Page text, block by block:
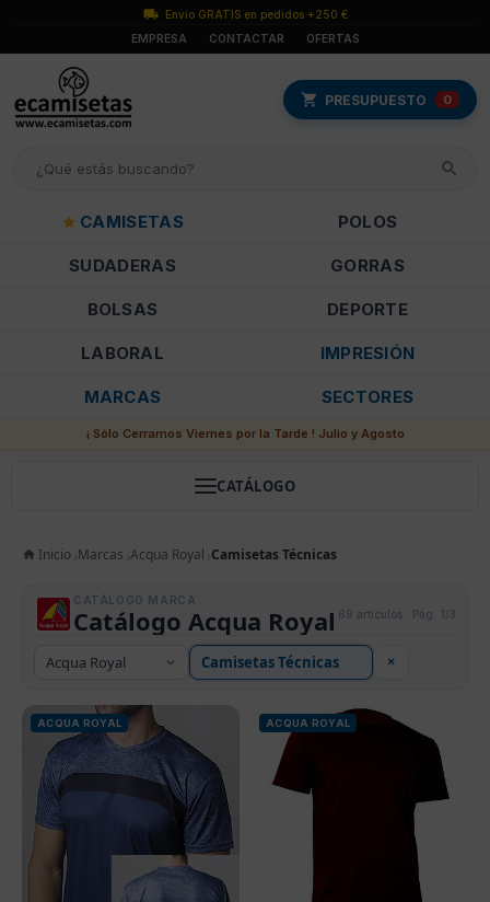
Envío GRATIS en pedidos +250 €
EMPRESA
CONTACTAR OFERTAS
PRESUPUESTO 0
CAMISETAS POLOS
SUDADERAS GORRAS
BOLSAS DEPORTE
LABORAL IMPRESIÓN
MARCAS SECTORES
¡ Sólo Cerramos Viernes por la Tarde ! Julio y Agosto
CATÁLOGO
Inicio Marcas Acqua Royal Camisetas Técnicas
CATÁLOGO MARCA
Catálogo Acqua Royal
×
69 artículos · Pág. 1/3
ACQUA ROYAL ACQUA ROYAL